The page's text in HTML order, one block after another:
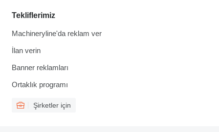
Tekliflerimiz
Machineryline'da reklam ver
İlan verin
Banner reklamları
Ortaklık programı
Şirketler için